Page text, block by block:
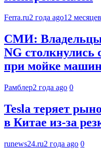
Ferra.ru2 года ago12
СМИ: Владельцы
NG столкнулись
при мойке
Рамблер2 года ago 0
Tesla теряет
в Китае из-за
runews24.ru2 года ago 0